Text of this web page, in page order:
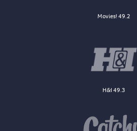
Movies! 49.2
H&I 49.3